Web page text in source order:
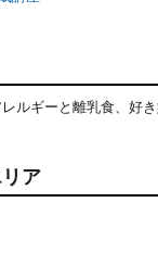
レルギーと離乳食、好
ア